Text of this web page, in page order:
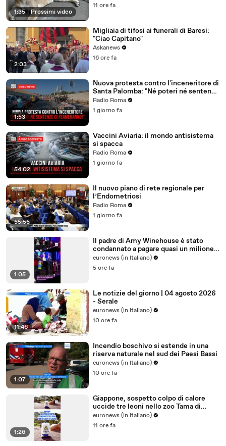
1:35 | Prossimi video
11 ore fa
2:03
Migliaia di tifosi ai funerali di Baresi:
"Ciao Capitano"
Askanews
16 ore fa
1:53
Nuova protesta contro l'inceneritore di
Santa Palomba: "Né poteri né sentenze
ci fermeranno!"
Radio Roma
1 giorno fa
54:02
Vaccini Aviaria: il mondo antisistema
si spacca
Radio Roma
1 giorno fa
55:55
Il nuovo piano di rete regionale per
l’Endometriosi
Radio Roma
1 giorno fa
1:05
Il padre di Amy Winehouse è stato
condannato a pagare quasi un milione
di sterline alle amiche
euronews (in Italiano)
5 ore fa
11:46
Le notizie del giorno | 04 agosto 2026
- Serale
euronews (in Italiano)
10 ore fa
1:07
Incendio boschivo si estende in una
riserva naturale nel sud dei Paesi Bassi
euronews (in Italiano)
10 ore fa
1:26
Giappone, sospetto colpo di calore
uccide tre leoni nello zoo Tama di
Tokyo
euronews (in Italiano)
11 ore fa